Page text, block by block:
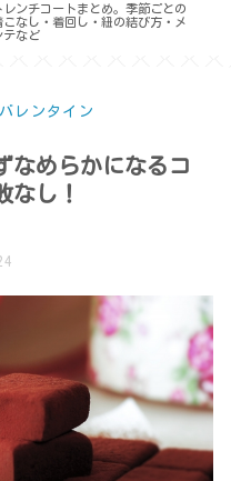
レンチコートまとめ。季節ごとの
こなし・着回し・紐の結び方・メ
テなど
バレンタイン
なめらかになるコ
なし！